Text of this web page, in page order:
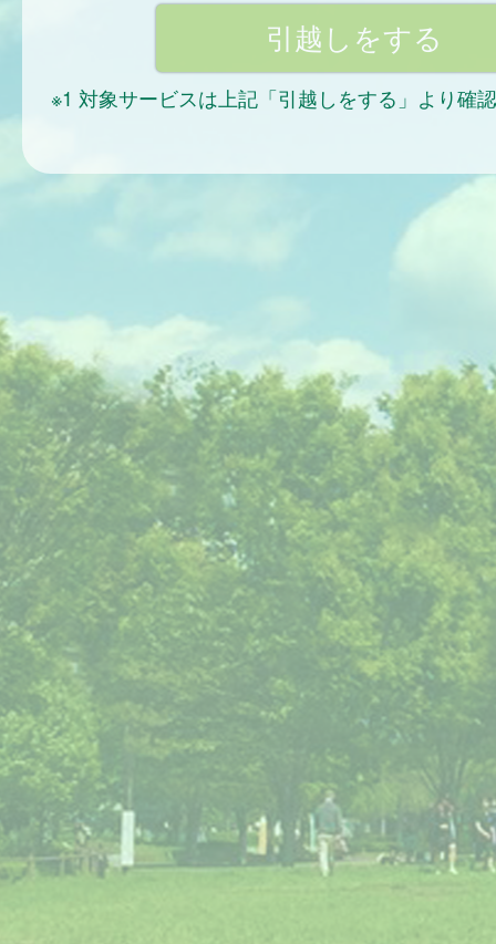
※1 対象サービスは上記「引越しをする」より確